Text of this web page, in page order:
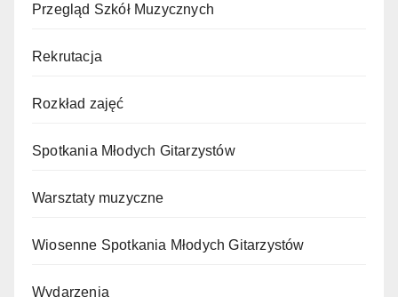
Przegląd Szkół Muzycznych
Rekrutacja
Rozkład zajęć
Spotkania Młodych Gitarzystów
Warsztaty muzyczne
Wiosenne Spotkania Młodych Gitarzystów
Wydarzenia